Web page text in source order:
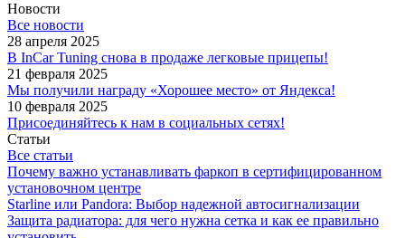
Новости
Все новости
28 апреля 2025
В InCar Tuning снова в продаже легковые прицепы!
21 февраля 2025
Мы получили награду «Хорошее место» от Яндекса!
10 февраля 2025
Присоединяйтесь к нам в социальных сетях!
Статьи
Все статьи
Почему важно устанавливать фаркоп в сертифицированном
установочном центре
Starline или Pandora: Выбор надежной автосигнализации
Защита радиатора: для чего нужна сетка и как ее правильно